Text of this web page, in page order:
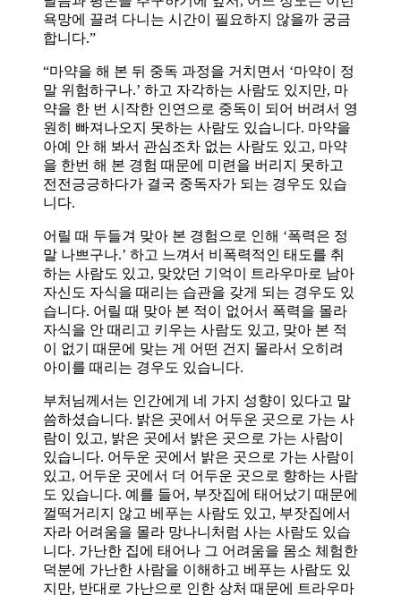
욕망에 끌려 다니는 시간이 필요하지 않을까 궁금
합니다.”
“마약을 해 본 뒤 중독 과정을 거치면서 ‘마약이 정
말 위험하구나.’ 하고 자각하는 사람도 있지만, 마
약을 한 번 시작한 인연으로 중독이 되어 버려서 영
원히 빠져나오지 못하는 사람도 있습니다. 마약을
아예 안 해 봐서 관심조차 없는 사람도 있고, 마약
을 한번 해 본 경험 때문에 미련을 버리지 못하고
전전긍긍하다가 결국 중독자가 되는 경우도 있습
니다.
어릴 때 두들겨 맞아 본 경험으로 인해 ‘폭력은 정
말 나쁘구나.’ 하고 느껴서 비폭력적인 태도를 취
하는 사람도 있고, 맞았던 기억이 트라우마로 남아
자신도 자식을 때리는 습관을 갖게 되는 경우도 있
습니다. 어릴 때 맞아 본 적이 없어서 폭력을 몰라
자식을 안 때리고 키우는 사람도 있고, 맞아 본 적
이 없기 때문에 맞는 게 어떤 건지 몰라서 오히려
아이를 때리는 경우도 있습니다.
부처님께서는 인간에게 네 가지 성향이 있다고 말
씀하셨습니다. 밝은 곳에서 어두운 곳으로 가는 사
람이 있고, 밝은 곳에서 밝은 곳으로 가는 사람이
있습니다. 어두운 곳에서 밝은 곳으로 가는 사람이
있고, 어두운 곳에서 더 어두운 곳으로 향하는 사람
도 있습니다. 예를 들어, 부잣집에 태어났기 때문에
껄떡거리지 않고 베푸는 사람도 있고, 부잣집에서
자라 어려움을 몰라 망나니처럼 사는 사람도 있습
니다. 가난한 집에 태어나 그 어려움을 몸소 체험한
덕분에 가난한 사람을 이해하고 베푸는 사람도 있
지만, 반대로 가난으로 인한 상처 때문에 트라우마